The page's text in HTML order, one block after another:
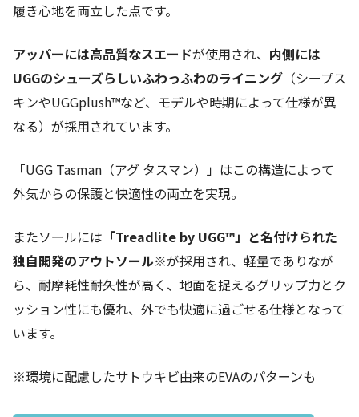
履き心地を両立した点です。
アッパーには高品質なスエードが使用され、 内側には
UGGのシューズらしいふわっふわのライニング （シープス
キンやUGGplush™など、モデルや時期によって仕様が異
なる）が採用されています。
「UGG Tasman（アグ タスマン）」はこの構造によって
外気からの保護と快適性の両立を実現。
またソールには 「Treadlite by UGG™」と名付けられた
独自開発のアウトソール※が採用され、軽量でありなが
ら、耐摩耗性――耐久性が高く、地面を捉えるグリップ力とク
ッション性にも優れ、外でも快適に過ごせる仕様となって
います。
※環境に配慮したサトウキビ由来のEVAのパターンも